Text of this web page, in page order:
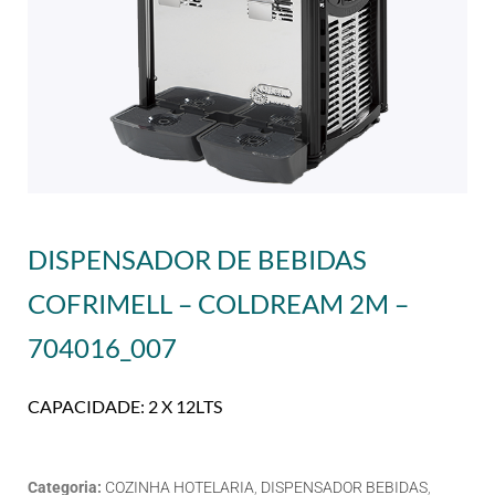
DISPENSADOR DE BEBIDAS
COFRIMELL – COLDREAM 2M –
704016_007
CAPACIDADE: 2 X 12LTS
Categoria: COZINHA HOTELARIA DISPENSADOR BEBIDAS